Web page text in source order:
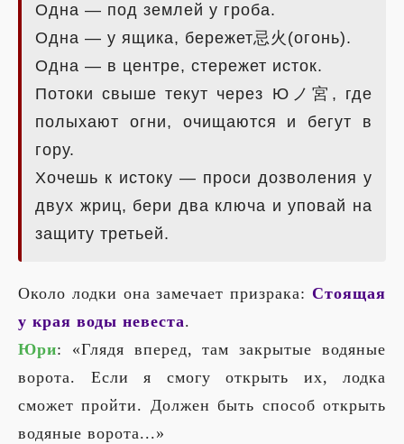
Одна — под землей у гроба.
Одна — у ящика, бережет忌火(огонь).
Одна — в центре, стережет исток.
Потоки свыше текут через Юノ宮, где
полыхают огни, очищаются и бегут в
гору.
Хочешь к истоку — проси дозволения у
двух жриц, бери два ключа и уповай на
защиту третьей.
Около лодки она замечает призрака: Стоящая
у края воды невеста.
Юри: «Глядя вперед, там закрытые водяные
ворота. Если я смогу открыть их, лодка
сможет пройти. Должен быть способ открыть
водяные ворота...»